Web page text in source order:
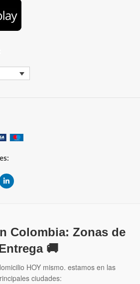
Colombia: Zonas de
🚚
HOY mismo. estamos en las
ciudades: